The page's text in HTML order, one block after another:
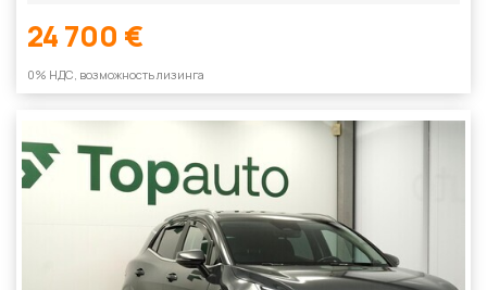
24 700 €
0% НДС, возможность лизинга